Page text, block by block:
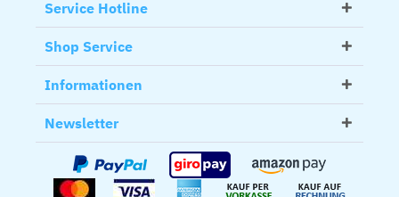
Service Hotline
Shop Service
Informationen
Newsletter